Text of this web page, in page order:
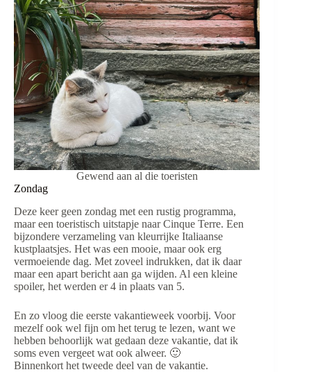
Gewend aan al die toeristen
Zondag
Deze keer geen zondag met een rustig programma,
maar een toeristisch uitstapje naar Cinque Terre. Een
bijzondere verzameling van kleurrijke Italiaanse
kustplaatsjes. Het was een mooie, maar ook erg
vermoeiende dag. Met zoveel indrukken, dat ik daar
maar een apart bericht aan ga wijden. Al een kleine
spoiler, het werden er 4 in plaats van 5.
En zo vloog die eerste vakantieweek voorbij. Voor
mezelf ook wel fijn om het terug te lezen, want we
hebben behoorlijk wat gedaan deze vakantie, dat ik
soms even vergeet wat ook alweer. 🙂
Binnenkort het tweede deel van de vakantie.